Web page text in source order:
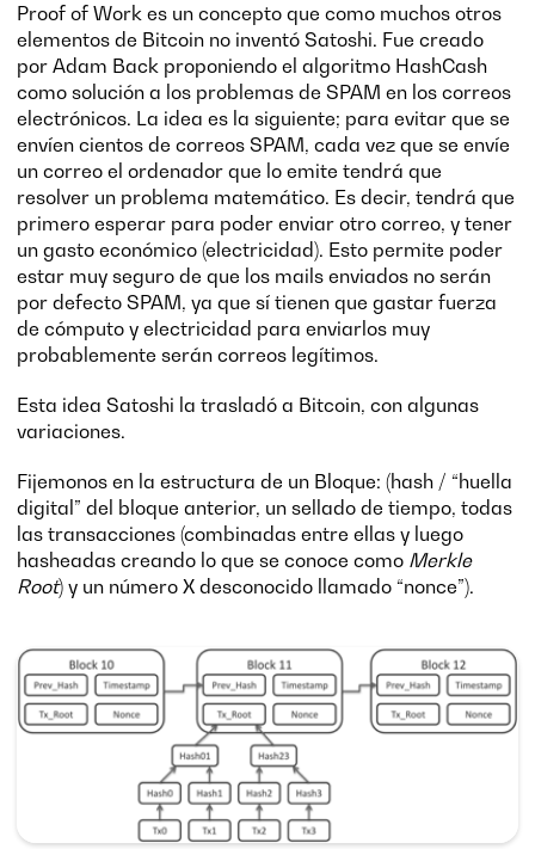
Proof of Work es un concepto que como muchos otros
elementos de Bitcoin no inventó Satoshi. Fue creado
por Adam Back proponiendo el algoritmo HashCash
como solución a los problemas de SPAM en los correos
electrónicos. La idea es la siguiente; para evitar que se
envíen cientos de correos SPAM, cada vez que se envíe
un correo el ordenador que lo emite tendrá que
resolver un problema matemático. Es decir, tendrá que
primero esperar para poder enviar otro correo, y tener
un gasto económico (electricidad). Esto permite poder
estar muy seguro de que los mails enviados no serán
por defecto SPAM, ya que sí tienen que gastar fuerza
de cómputo y electricidad para enviarlos muy
probablemente serán correos legítimos.
Esta idea Satoshi la trasladó a Bitcoin, con algunas
variaciones.
Fijemonos en la estructura de un Bloque: (hash / “huella
digital” del bloque anterior, un sellado de tiempo, todas
las transacciones (combinadas entre ellas y luego
hasheadas creando lo que se conoce como Merkle
Root) y un número X desconocido llamado “nonce”).